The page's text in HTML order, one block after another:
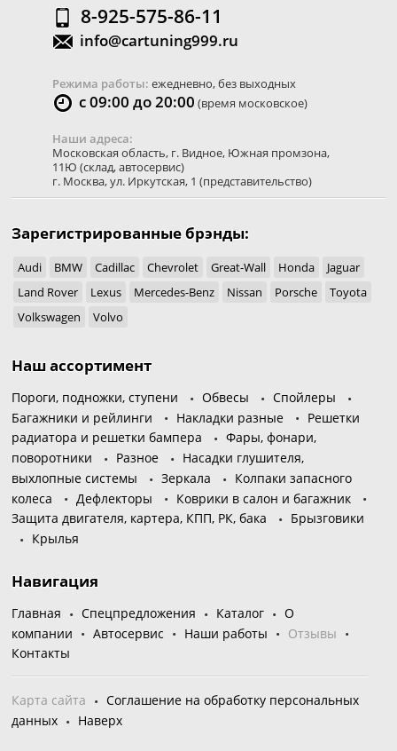
8-925-575-86-11
info@cartuning999.ru
Режима работы: ежедневно, без выходных
с 09:00 до 20:00 (время московское)
Наши адреса:
Московская область, г. Видное, Южная промзона,
11Ю (склад, автосервис)
г. Москва,ул. Иркутская, 1 (представительство)
Зарегистрированные брэнды:
Audi BMW Cadillac Chevrolet Great-Wall Honda
Jaguar
Land Rover
Lexus Mercedes-Benz Nissan Porsche
Toyota
Volkswagen
Volvo
Наш ассортимент
Пороги, подножки, ступени Обвесы
Спойлеры
Багажники и рейлинги
Накладки разные
Решетки
радиатора и решетки бампера
Фары, фонари,
поворотники
Разное
Насадки глушителя,
выхлопные системы
Зеркала
Колпаки запасного
колеса
Дефлекторы
Коврики в салон и багажник
Защита двигателя, картера, КПП, РК, бака
Брызговики
Крылья
Навигация
Главная Спецпредложения Каталог
О
компании
Автосервис Наши работы
Отзывы
Контакты
Карта сайта
Соглашение на обработку персональных
данных
Наверх